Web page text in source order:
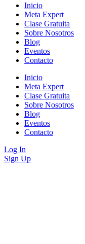
Inicio
Meta Expert
Clase Gratuita
Sobre Nosotros
Blog
Eventos
Contacto
Inicio
Meta Expert
Clase Gratuita
Sobre Nosotros
Blog
Eventos
Contacto
Log In
Sign Up